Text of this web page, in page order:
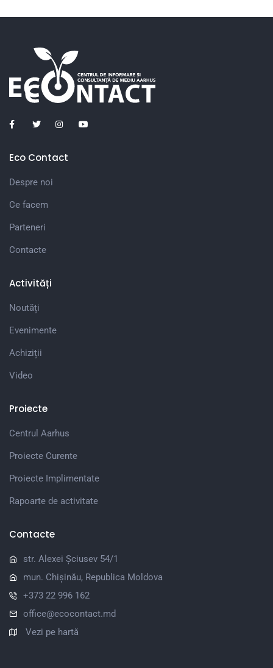
Eco Contact
Despre noi
Ce facem
Parteneri
Contacte
Activități
Noutăți
Evenimente
Achiziții
Video
Proiecte
Centrul Aarhus
Proiecte Curente
Proiecte Implimentate
Rapoarte de activitate
Contacte
str. Alexei Șciusev 54/1
mun. Chișinău, Republica Moldova
+373 22 996 162
office@ecocontact.md
Vezi pe hartă